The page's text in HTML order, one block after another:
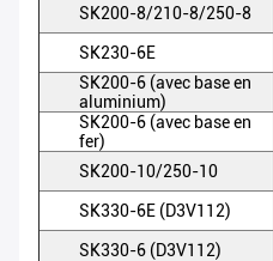
SK200-8/210-8/250-8
SK230-6E
SK200-6 (avec base en
aluminium)
SK200-6 (avec base en
fer)
SK200-10/250-10
SK330-6E (D3V112)
SK330-6 (D3V112)